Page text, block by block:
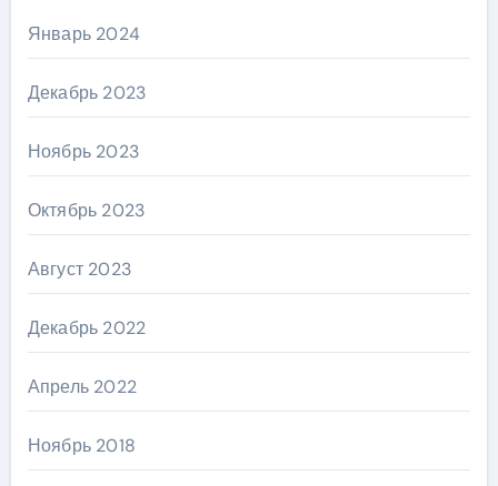
Январь 2024
Декабрь 2023
Ноябрь 2023
Октябрь 2023
Август 2023
Декабрь 2022
Апрель 2022
Ноябрь 2018